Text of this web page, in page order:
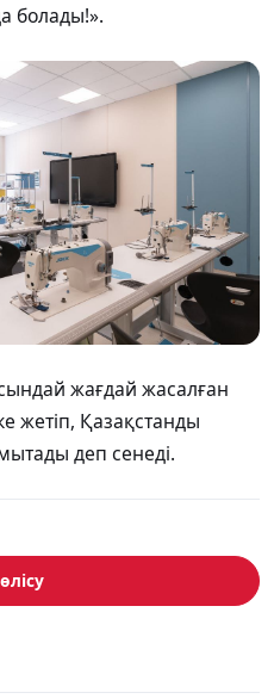
болады!».
жағдай жасалған
жетіп, Қазақстанды
деп сенеді.